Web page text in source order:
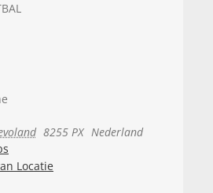
8255 PX Nederland
Locatie